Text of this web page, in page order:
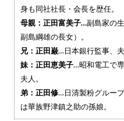
身も同社社長・会長を歴任。
母親：正田富美子…副島家の
副島綱雄の長女）。
兄：正田巌…日本銀行監事、
妹：正田恵美子…昭和電工で
夫人。
弟：正田修…日清製粉グルー
は華族野津鎮之助の孫娘。